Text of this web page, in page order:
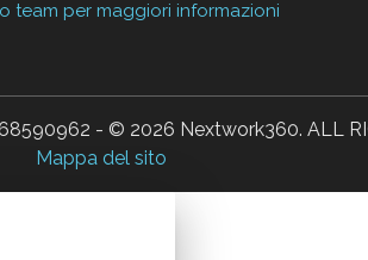
team per maggiori informazioni
- © 2026 Nextwork360. ALL
Mappa del sito